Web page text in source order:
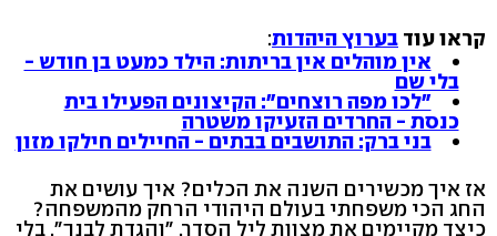
קראו עוד בערוץ היהדות:
אין מוהלים אין בריתות: הילד כמעט בן חודש -
בלי שם
"לכו מפה רוצחים": הקיצונים הפעילו בית
כנסת - החרדים הזעיקו משטרה
בני ברק: התושבים בבתים - החיילים חילקו מזון
אז איך מכשירים השנה את הכלים? איך עושים את
החג הכי משפחתי בעולם היהודי הרחק מהמשפחה?
כיצד מקיימים את מצוות ליל הסדר, "והגדת לבנך", בלי